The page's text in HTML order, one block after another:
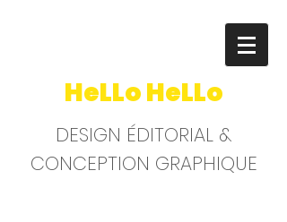
HeLLo HeLLo
DESIGN ÉDITORIAL &
CONCEPTION GRAPHIQUE